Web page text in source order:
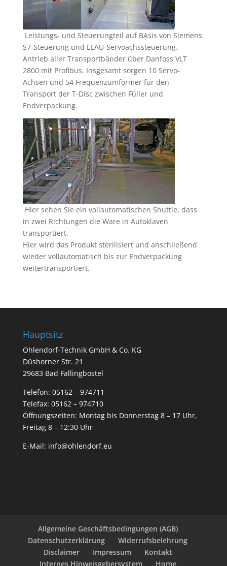
Leistungs- und Steuerungteil auf BAsis von Siemens
S7-Steuerung und ELAU-Servoachssteuerung.
Antrieb aller Transportbänder über Danfoss VLT
2800 mit Profibus. Insgesamt sorgen 10 Servo-
Achsen und 54 Frequenzumformer für den
Transport der T-Disc zwischen Füller und
Endverpackung.
Hier sehen Sie ein vollautomatischen Shuttle, dass
in zwei Richtungen die Ware in Autoklaven
transportiert.
Hier wird das Produkt sterilisiert und anschließend
wieder vollautomatisch bis zur Endverpackung
weitertransportiert.
Hauptsitz
Ohlendorf-Technik GmbH & Co. KG
Düshorner Str. 21
29683 Bad Fallingbostel
Telefon: 05162 – 974711
Telefax: 05162 – 974710
Öffnungszeiten: Montag bis Donnerstag 8 – 17 Uhr,
Freitag 8 – 12:30 Uhr
E-Mail: info@ohlendorf.eu
Allgemeine Geschäftsbedingungen (AGB)
Datenschutzerklärung
Widerrufsbelehrung
Disclaimer
Impressum
Kontakt
Internes Hinweisgebersystem
Home